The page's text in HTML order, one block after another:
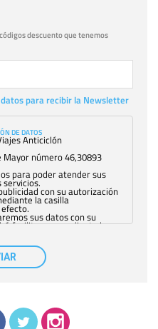
descuento que tenemos
para recibir la Newsletter
DE DATOS
Anticiclón
Mayor número 46,30893
para poder atender sus
con su autorización
la casilla
sus datos con su
facilitarnos mediante la
sólo el personal de
autorizado podrá
que le pedimos. No se
tratamos sus datos en la